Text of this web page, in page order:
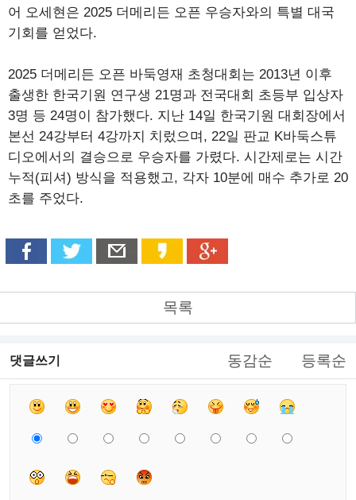
어 오세현은 2025 더메리든 오픈 우승자와의 특별 대국
기회를 얻었다.
2025 더메리든 오픈 바둑영재 초청대회는 2013년 이후
출생한 한국기원 연구생 21명과 전국대회 초등부 입상자
3명 등 24명이 참가했다. 지난 14일 한국기원 대회장에서
본선 24강부터 4강까지 치렀으며, 22일 판교 K바둑스튜
디오에서의 결승으로 우승자를 가렸다. 시간제로는 시간
누적(피셔) 방식을 적용했고, 각자 10분에 매수 추가로 20
초를 주었다.
목록
댓글쓰기 동감순 등록순